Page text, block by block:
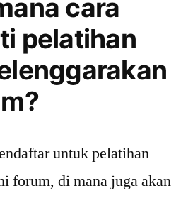
cara
pelatihan
untuk pelatihan
forum, di mana juga akan